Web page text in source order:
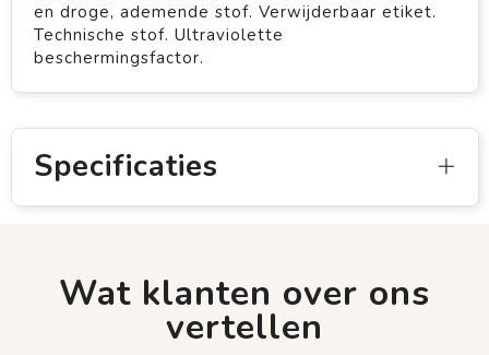
en droge, ademende stof. Verwijderbaar etiket.
Technische stof. Ultraviolette
beschermingsfactor.
Specificaties
Wat klanten over ons
vertellen